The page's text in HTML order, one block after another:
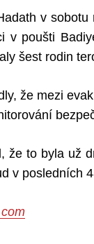
v
v poušti
šest rodin
že mezi
že to byla už
v posledních